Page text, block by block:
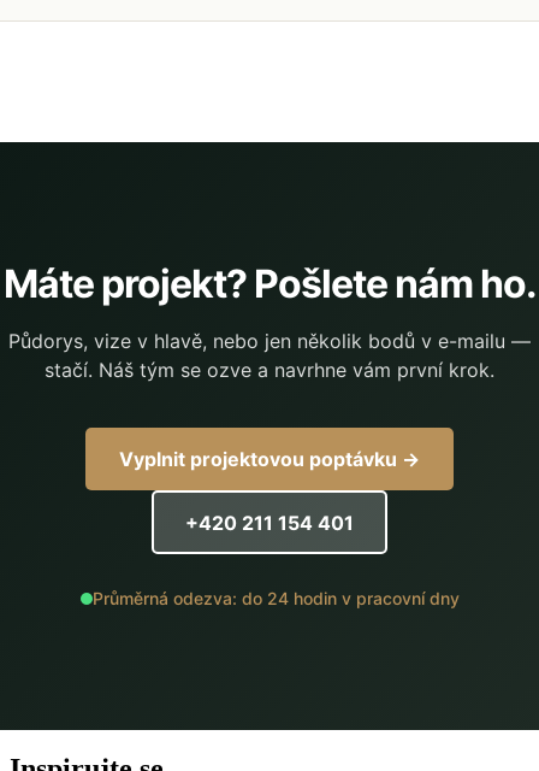
Máte projekt? Pošlete nám ho.
Půdorys, vize v hlavě, nebo jen několik bodů v e-mailu —
stačí. Náš tým se ozve a navrhne vám první krok.
Vyplnit projektovou poptávku →
+420 211 154 401
Průměrná odezva: do 24 hodin v pracovní dny